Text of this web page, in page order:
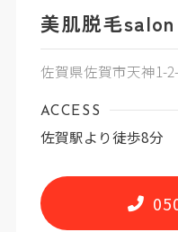
美肌脱毛salon
佐賀県佐賀市天神1-
ACCESS
佐賀駅より徒歩8分